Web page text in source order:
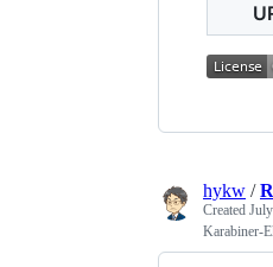
hykw /
Created
Karabiner-